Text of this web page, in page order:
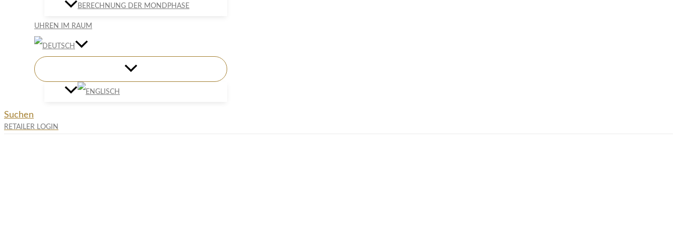
BERECHNUNG DER MONDPHASE
UHREN IM RAUM
Suchen
RETAILER LOGIN